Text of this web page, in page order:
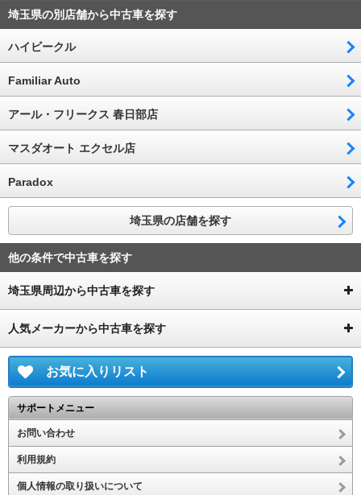
埼玉県の別店舗から中古車を探す
ハイビークル
Familiar Auto
アール・フリークス 春日部店
マスダオート エクセル店
Paradox
埼玉県の店舗を探す
他の条件で中古車を探す
埼玉県周辺から中古車を探す
人気メーカーから中古車を探す
お気に入りリスト
サポートメニュー
お問い合わせ
利用規約
個人情報の取り扱いについて